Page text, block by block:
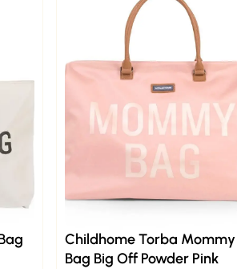
Childhome Torba Mommy
Bag Big Off Powder Pink